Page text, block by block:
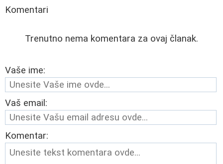
Komentari
Trenutno nema komentara za ovaj članak.
Vaše ime:
Vaš email:
Komentar: